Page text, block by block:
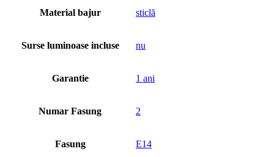
Material bajur sticlă
Surse luminoase incluse nu
Garantie 1 ani
Numar Fasung 2
Fasung E14